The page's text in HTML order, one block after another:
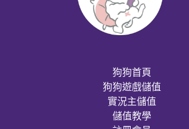
狗狗首頁
狗狗遊戲儲值
實況主儲值
儲值教學